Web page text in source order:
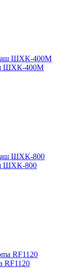
ШХК-400М
ШХК-800
RF1120